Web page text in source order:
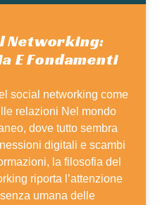
Networking:
E Fondamenti
social networking come
relazioni Nel mondo
dove tutto sembra
digitali e scambi
la filosofia del
riporta l’attenzione
umana delle